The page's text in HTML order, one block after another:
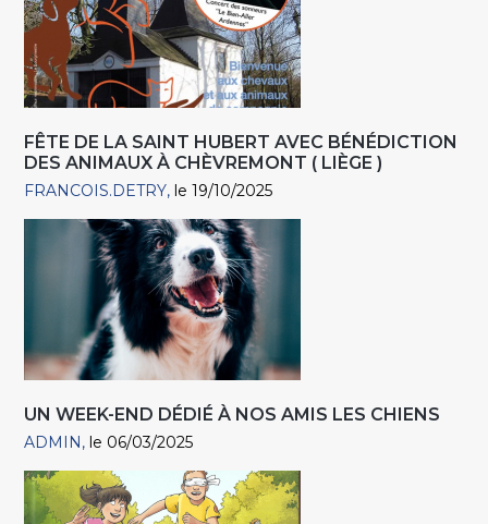
FÊTE DE LA SAINT HUBERT AVEC BÉNÉDICTION
DES ANIMAUX À CHÈVREMONT ( LIÈGE )
FRANCOIS.DETRY le 19/10/2025
UN WEEK-END DÉDIÉ À NOS AMIS LES CHIENS
ADMIN le 06/03/2025